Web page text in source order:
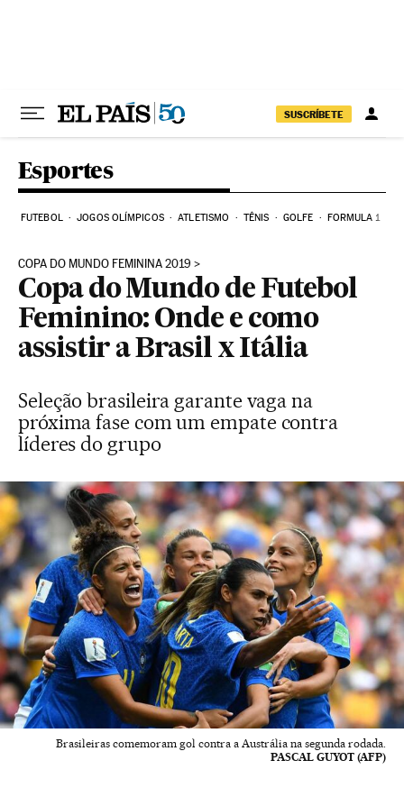
SUSCRÍBETE
Esportes
FUTEBOL JOGOS OLÍMPICOS ATLETISMO TÊNIS GOLFE FORMULA 1
COPA DO MUNDO FEMININA 2019
Copa do Mundo de Futebol
Feminino: Onde e como
assistir a Brasil x Itália
Seleção brasileira garante vaga na
próxima fase com um empate contra
líderes do grupo
Brasileiras comemoram gol contra a Austrália na segunda rodada.
PASCAL GUYOT (AFP)